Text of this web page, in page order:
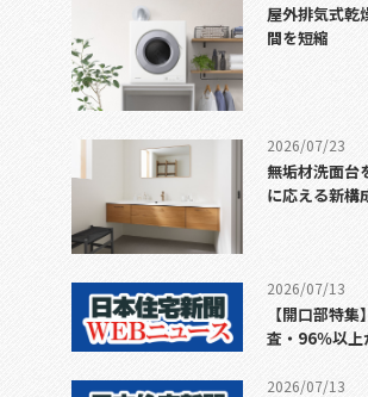
屋外排気式
間を短縮
2026/07/23
無垢材洗面
に応える新構
2026/07/13
【開口部特
査・96％以上
2026/07/13